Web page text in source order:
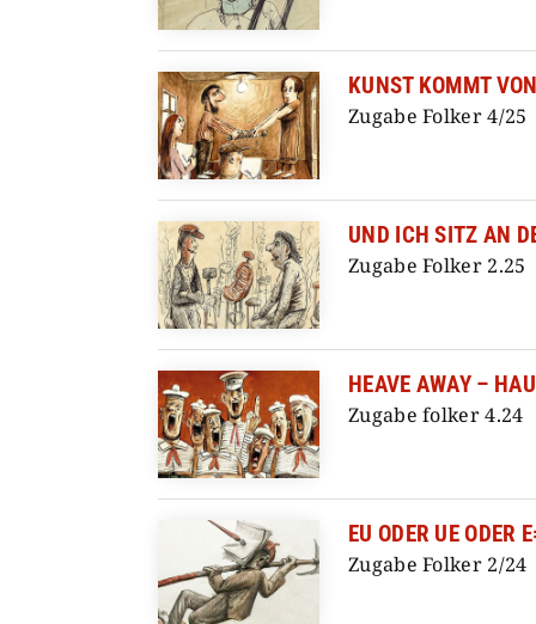
KUNST KOMMT
Zugabe Folker 4/25
UND ICH SITZ AN
Zugabe Folker 2.25
HEAVE AWAY –
Zugabe folker 4.24
EU ODER UE ODER
Zugabe Folker 2/24